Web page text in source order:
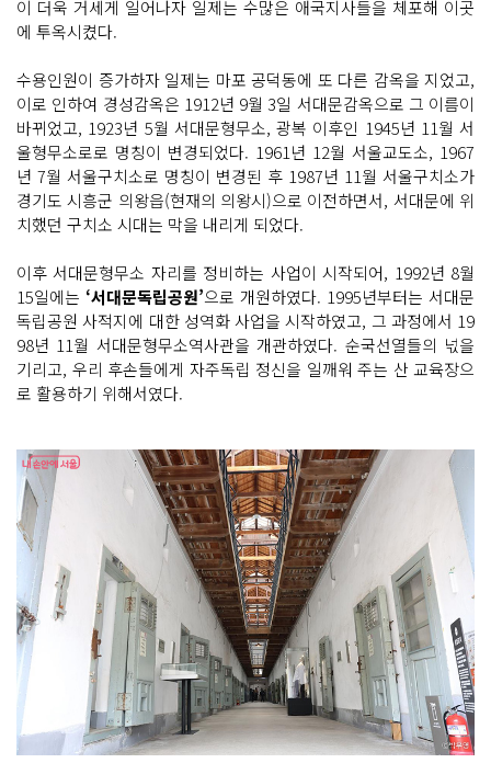
이 더욱 거세게 일어나자 일제는 수많은 애국지사들을 체포해 이곳
에 투옥시켰다.
수용인원이 증가하자 일제는 마포 공덕동에 또 다른 감옥을 지었고,
이로 인하여 경성감옥은 1912년 9월 3일 서대문감옥으로 그 이름이
바뀌었고, 1923년 5월 서대문형무소, 광복 이후인 1945년 11월 서
울형무소로로 명칭이 변경되었다. 1961년 12월 서울교도소, 1967
년 7월 서울구치소로 명칭이 변경된 후 1987년 11월 서울구치소가
경기도 시흥군 의왕읍(현재의 의왕시)으로 이전하면서, 서대문에 위
치했던 구치소 시대는 막을 내리게 되었다.
이후 서대문형무소 자리를 정비하는 사업이 시작되어, 1992년 8월
15일에는 ‘서대문독립공원’으로 개원하였다. 1995년부터는 서대문
독립공원 사적지에 대한 성역화 사업을 시작하였고, 그 과정에서 19
98년 11월 서대문형무소역사관을 개관하였다. 순국선열들의 넋을
기리고, 우리 후손들에게 자주독립 정신을 일깨워 주는 산 교육장으
로 활용하기 위해서였다.